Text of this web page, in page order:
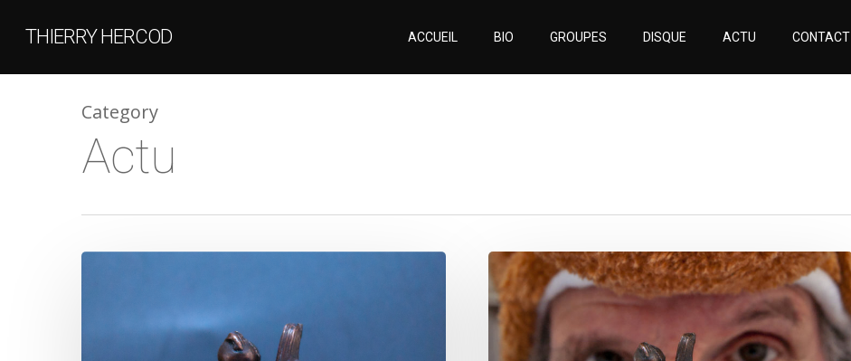
THIERRY HERCOD ACCUEIL BIO GROUPES DISQUE ACTU CONTACT
Category
Actu